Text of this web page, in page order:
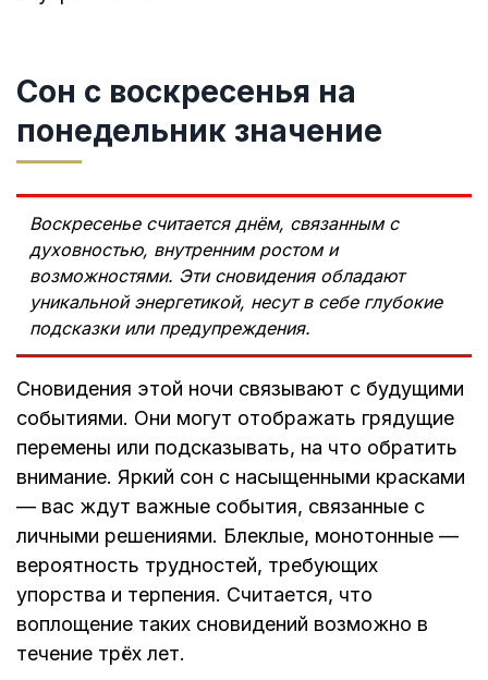
Сон с воскресенья на
понедельник значение
Воскресенье считается днём, связанным с
духовностью, внутренним ростом и
возможностями. Эти сновидения обладают
уникальной энергетикой, несут в себе глубокие
подсказки или предупреждения.
Сновидения этой ночи связывают с будущими
событиями. Они могут отображать грядущие
перемены или подсказывать, на что обратить
внимание. Яркий сон с насыщенными красками
— вас ждут важные события, связанные с
личными решениями. Блеклые, монотонные —
вероятность трудностей, требующих
упорства и терпения. Считается, что
воплощение таких сновидений возможно в
течение трёх лет.